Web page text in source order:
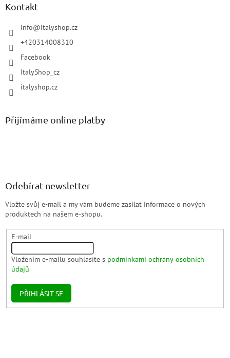
Kontakt
info@italyshop.cz
+420314008310
Facebook
ItalyShop_cz
italyshop.cz
Přijímáme online platby
Odebírat newsletter
Vložte svůj e-mail a my vám budeme zasílat informace o nových
produktech na našem e-shopu.
E-mail
Vložením e-mailu souhlasíte s podmínkami ochrany osobních
údajů
PŘIHLÁSIT SE